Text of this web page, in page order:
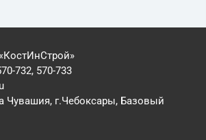
732, 570-733
Чувашия, г.Чебоксары, Базовый